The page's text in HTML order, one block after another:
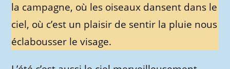
la campagne, où les oiseaux dansent dans le
ciel, où c’est un plaisir de sentir la pluie nous
éclabousser le visage.